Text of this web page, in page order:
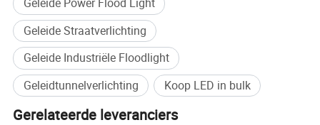
waardoor het een perfecte keuze is voor hoogwaardige
verlichtingsprojecten wereldwijd.
Geleide Straatverlichting
Geleide Industriële Floodlight
Geleidtunnelverlichting
Koop LED in bulk
Gerelateerde leveranciers